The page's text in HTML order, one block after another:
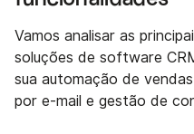
Vamos analisar as
soluções de software
sua automação de
por e-mail e gestão de